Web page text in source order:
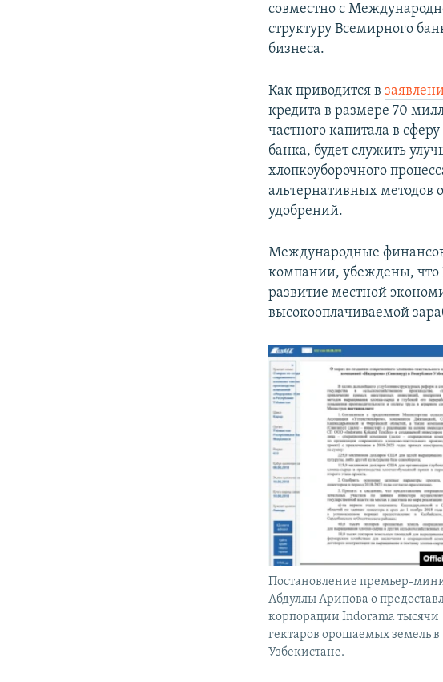
совместно с
структуру Всемирного
бизнеса.
Как приводится в
кредита в размере 70
частного капитала в
банка, будет служить
хлопкоуборочного
альтернативных методов
удобрений.
Международные
компании, убеждены, что
развитие местной
высокооплачиваемой
Постановление премьер-
Абдуллы Арипова о
корпорации Indorama тысячи
гектаров орошаемых земель в
Узбекистане.